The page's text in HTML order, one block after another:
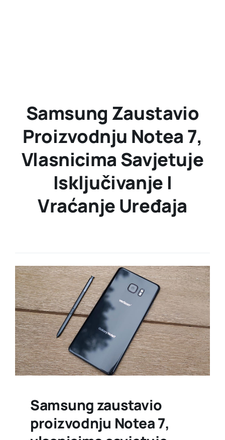
Samsung Zaustavio
Proizvodnju Notea 7,
Vlasnicima Savjetuje
Isključivanje I
Vraćanje Uređaja
Samsung zaustavio
proizvodnju Notea 7,